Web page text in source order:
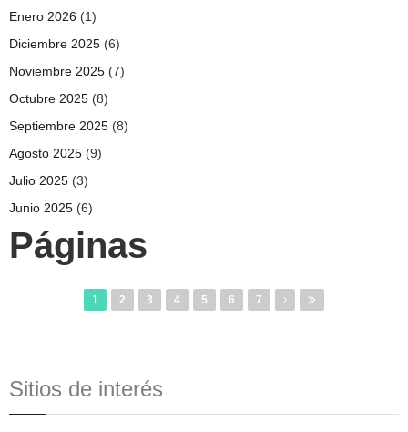
Enero 2026 (1)
Diciembre 2025 (6)
Noviembre 2025 (7)
Octubre 2025 (8)
Septiembre 2025 (8)
Agosto 2025 (9)
Julio 2025 (3)
Junio 2025 (6)
Páginas
1 2 3 4 5 6 7
Sitios de interés